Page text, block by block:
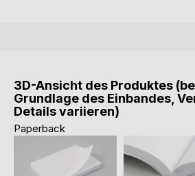
3D-Ansicht des Produktes
Grundlage des Einbandes,
Details variieren)
Paperback